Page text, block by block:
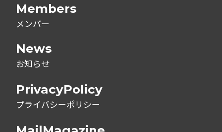
Members
メンバー
News
お知らせ
PrivacyPolicy
プライバシーポリシー